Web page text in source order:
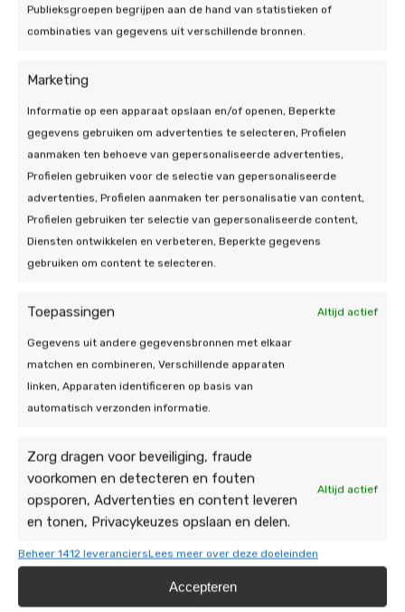
Publieksgroepen begrijpen aan de hand van statistieken of
combinaties van gegevens uit verschillende bronnen.
Marketing
Informatie op een apparaat opslaan en/of openen, Beperkte
gegevens gebruiken om advertenties te selecteren, Profielen
aanmaken ten behoeve van gepersonaliseerde advertenties,
Profielen gebruiken voor de selectie van gepersonaliseerde
advertenties, Profielen aanmaken ter personalisatie van content,
Profielen gebruiken ter selectie van gepersonaliseerde content,
Diensten ontwikkelen en verbeteren, Beperkte gegevens
gebruiken om content te selecteren.
Toepassingen Altijd actief
Gegevens uit andere gegevensbronnen met elkaar
matchen en combineren, Verschillende apparaten
linken, Apparaten identificeren op basis van
automatisch verzonden informatie.
Zorg dragen voor beveiliging, fraude
voorkomen en detecteren en fouten
opsporen, Advertenties en content leveren
en tonen, Privacykeuzes opslaan en delen.
Altijd actief
Beheer 1412 leveranciersLees meer over deze doeleinden
Accepteren
Voor- en achternaam
E-mailadres
Telefoonnummer
Vragen of opmerking